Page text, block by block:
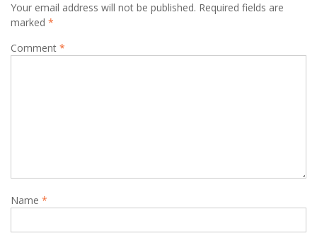
Your email address will not be published. Required fields are
marked *
Comment *
Name *